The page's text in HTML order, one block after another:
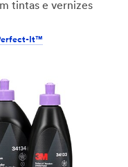
tintas e vernizes
It™